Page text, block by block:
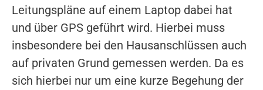
Leitungspläne auf einem Laptop dabei hat
und über GPS geführt wird. Hierbei muss
insbesondere bei den Hausanschlüssen auch
auf privaten Grund gemessen werden. Da es
sich hierbei nur um eine kurze Begehung der